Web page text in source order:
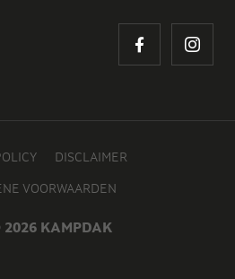
KAMPDAK
DISCLAIMER
VOORWAARDEN